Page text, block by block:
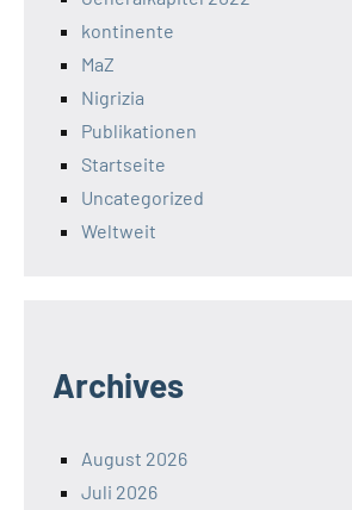
kontinente
MaZ
Nigrizia
Publikationen
Startseite
Uncategorized
Weltweit
Archives
August 2026
Juli 2026